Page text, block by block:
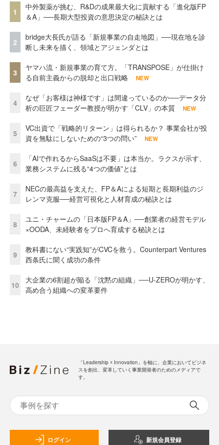
1
中外製薬が挑む、R&Dの成果最大化に貢献する「進化版FP
＆A」──長期大型投資の意思決定の秘訣とは
2
bridge大長氏が語る「新規事業の自走地図」──現在地を診
断し未来を描く、領域とアジェンダとは
3
ヤマハ流・新規事業の育て方。「TRANSPOSE」が仕掛け
る自前主義からの脱却と出口戦略
NEW
4
なぜ「お客様は神様です」は間違っているのか──データ分
析の巨匠フェーダー教授が明かす「CLV」の本質
NEW
5
VC出資で「戦略的リターン」は得られるか？ 事業会社が投
資を無駄にしないための“3つの問い”
NEW
6
「AIで作れるからSaaSは不要」は本当か。ラクスが示す、
業務システムに残る“4つの価値”とは
7
NECの最高益を支えた、FP＆Aによる短期と長期利益のジ
レンマ克服──経営可視化と人材育成の秘訣とは
8
ユニ・チャームの「日本版FP＆A」──創業者の経営モデル
×OODA、未経験者をプロへ育成する秘訣とは
9
教科書にない“実践知”がCVCを救う。Counterpart Ventures
西条氏に聞く成功の条件
10
大企業の6割超が陥る「沈黙の組織」──U-ZEROが明かす、
高め合う組織への変革要件
「Leadership ☓ Innovation」を軸に、企業においてビジネ
スを創出、変革していく事業開発者のためのメディアで
す。
ログイン 新規会員登録